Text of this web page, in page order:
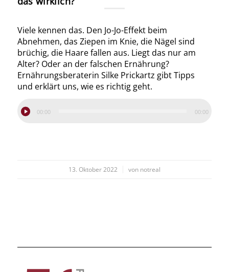
Viele kennen das. Den Jo-Jo-Effekt beim
Abnehmen, das Ziepen im Knie, die Nägel sind
brüchig, die Haare fallen aus. Liegt das nur am
Alter? Oder an der falschen Ernährung?
Ernährungsberaterin Silke Prickartz gibt Tipps
und erklärt uns, wie es richtig geht.
00:00 00:00
13. Oktober 2022
/ von notreal